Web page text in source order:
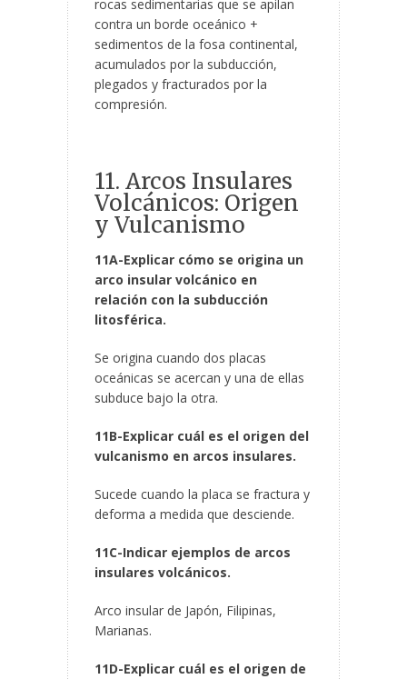
rocas sedimentarias que se apilan
contra un borde oceánico +
sedimentos de la fosa continental,
acumulados por la subducción,
plegados y fracturados por la
compresión.
11. Arcos Insulares
Volcánicos: Origen
y Vulcanismo
11A-Explicar cómo se origina un
arco insular volcánico en
relación con la subducción
litosférica.
Se origina cuando dos placas
oceánicas se acercan y una de ellas
subduce bajo la otra.
11B-Explicar cuál es el origen del
vulcanismo en arcos insulares.
Sucede cuando la placa se fractura y
deforma a medida que desciende.
11C-Indicar ejemplos de arcos
insulares volcánicos.
Arco insular de Japón, Filipinas,
Marianas.
11D-Explicar cuál es el origen de